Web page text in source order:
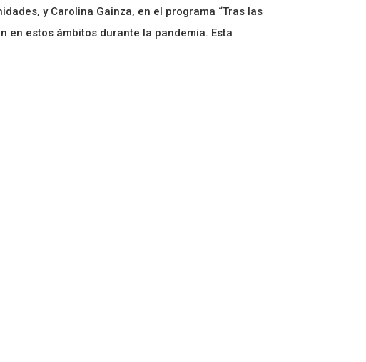
y Carolina Gainza, en el programa “Tras las
en estos ámbitos durante la pandemia. Esta